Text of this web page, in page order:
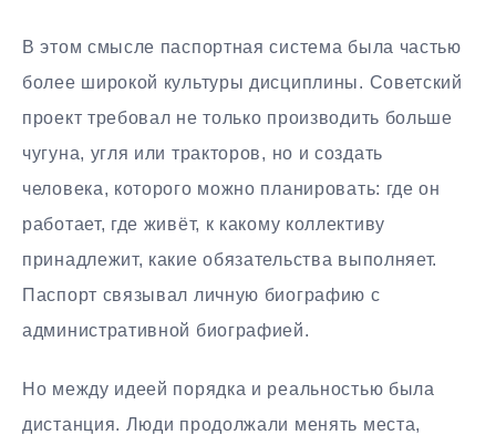
В этом смысле паспортная система была частью
более широкой культуры дисциплины. Советский
проект требовал не только производить больше
чугуна, угля или тракторов, но и создать
человека, которого можно планировать: где он
работает, где живёт, к какому коллективу
принадлежит, какие обязательства выполняет.
Паспорт связывал личную биографию с
административной биографией.
Но между идеей порядка и реальностью была
дистанция. Люди продолжали менять места,